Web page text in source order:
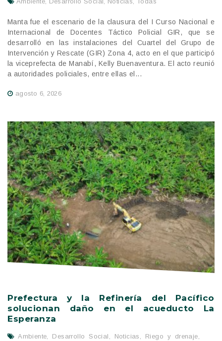
agosto 6, 2026
Manta fue el escenario de la clausura del I Curso Nacional e
Internacional de Docentes Táctico Policial GIR, que se
desarrolló en las instalaciones del Cuartel del Grupo de
Intervención y Rescate (GIR) Zona 4, acto en el que participó
la viceprefecta de Manabí, Kelly Buenaventura. El acto reunió
a autoridades policiales, entre ellas el...
Prefectura y la Refinería del Pacífico
solucionan daño en el acueducto La
Esperanza
Ambiente, Desarrollo Social , Noticias , Riego y drenaje,